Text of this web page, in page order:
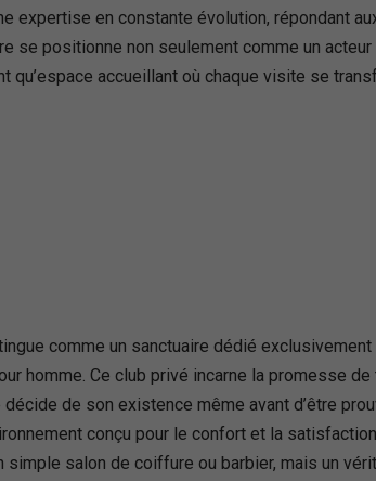
expertise en constante évolution, répondant
se positionne non seulement comme un
qu’espace accueillant où chaque visite se
comme un sanctuaire dédié
homme. Ce club privé incarne la promesse
de son existence même avant d’être
conçu pour le confort et la
salon de coiffure ou barbier, mais un